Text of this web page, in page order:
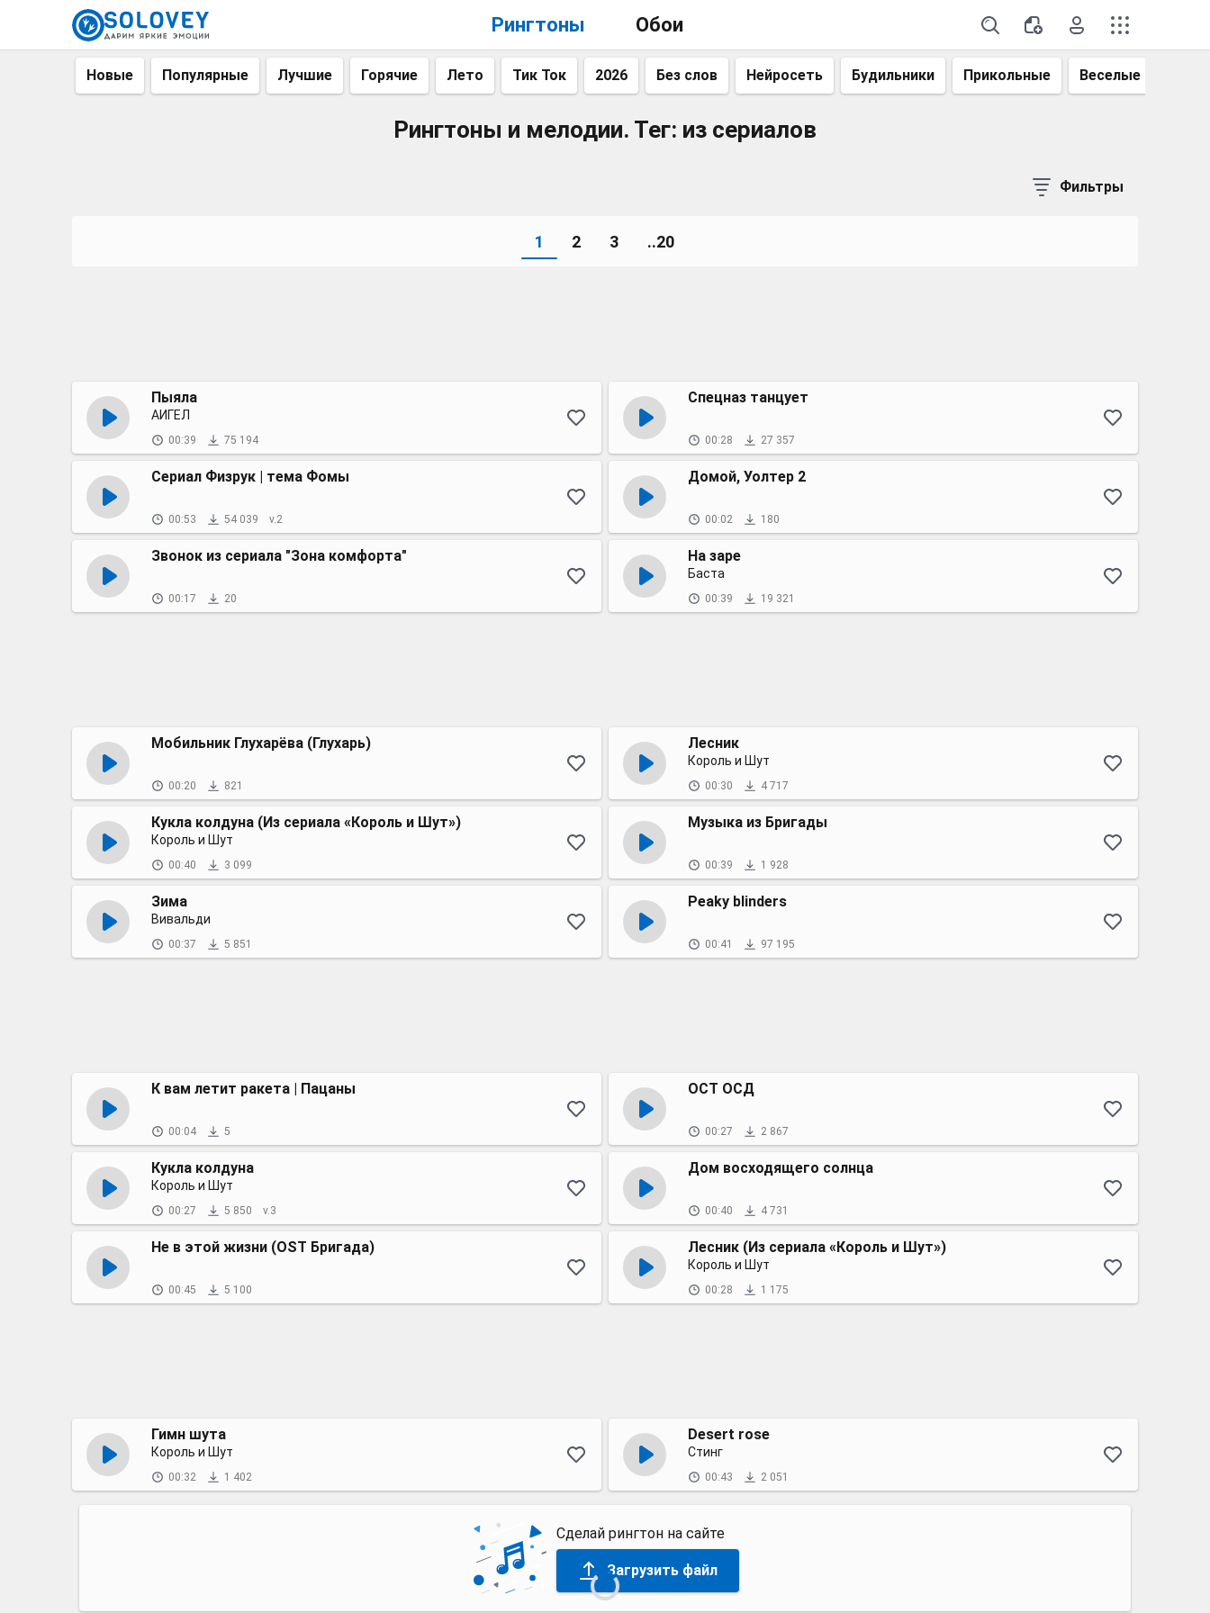
Рингтоны Обои
Новые Популярные Лучшие Горячие Лето Тик Ток 2026 Без слов Нейросеть Будильники Прикольные Веселые
Рингтоны и мелодии. Тег: из сериалов
Фильтры
1 2 3 ..20
Пыяла
АИГЕЛ
00:39 75 194
Спецназ танцует
00:28 27 357
Сериал Физрук | тема Фомы
00:53 54 039 v.2
Домой, Уолтер 2
00:02 180
Звонок из сериала "Зона комфорта"
00:17 20
На заре
Баста
00:39 19 321
Мобильник Глухарёва (Глухарь)
00:20 821
Лесник
Король и Шут
00:30 4 717
Кукла колдуна (Из сериала «Король и Шут»)
Король и Шут
00:40 3 099
Музыка из Бригады
00:39 1 928
Зима
Вивальди
00:37 5 851
Peaky blinders
00:41 97 195
К вам летит ракета | Пацаны
00:04 5
ОСТ ОСД
00:27 2 867
Кукла колдуна
Король и Шут
00:27 5 850 v.3
Дом восходящего солнца
00:40 4 731
Не в этой жизни (OST Бригада)
00:45 5 100
Лесник (Из сериала «Король и Шут»)
Король и Шут
00:28 1 175
Гимн шута
Король и Шут
00:32 1 402
Desert rose
Стинг
00:43 2 051
Сделай рингтон на сайте
Загрузить файл